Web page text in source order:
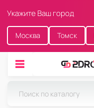
Укажите Ваш город
Москва Томск